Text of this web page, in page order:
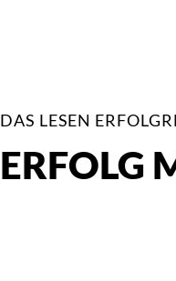
DAS LESEN
ERFOLG